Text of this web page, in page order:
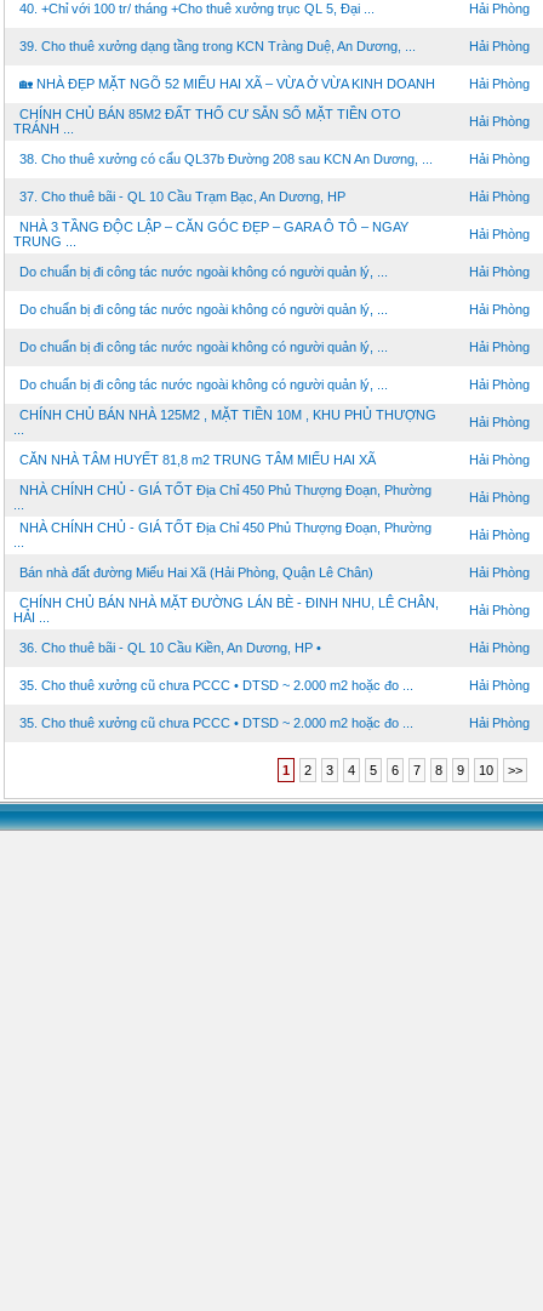
40. +Chỉ với 100 tr/ tháng +Cho thuê xưởng trục QL 5, Đại ... Hải Phòng
39. Cho thuê xưởng dạng tầng trong KCN Tràng Duệ, An Dương, ... Hải Phòng
🏡 NHÀ ĐẸP MẶT NGÕ 52 MIẾU HAI XÃ – VỪA Ở VỪA KINH DOANH Hải Phòng
CHÍNH CHỦ BÁN 85M2 ĐẤT THỔ CƯ SẴN SỔ MẶT TIỀN OTO
TRÁNH ...
Hải Phòng
38. Cho thuê xưởng có cẩu QL37b Đường 208 sau KCN An Dương, ... Hải Phòng
37. Cho thuê bãi - QL 10 Cầu Trạm Bạc, An Dương, HP Hải Phòng
NHÀ 3 TẦNG ĐỘC LẬP – CĂN GÓC ĐẸP – GARA Ô TÔ – NGAY
TRUNG ...
Hải Phòng
Do chuẩn bị đi công tác nước ngoài không có người quản lý, ... Hải Phòng
Do chuẩn bị đi công tác nước ngoài không có người quản lý, ... Hải Phòng
Do chuẩn bị đi công tác nước ngoài không có người quản lý, ... Hải Phòng
Do chuẩn bị đi công tác nước ngoài không có người quản lý, ... Hải Phòng
CHÍNH CHỦ BÁN NHÀ 125M2 , MẶT TIỀN 10M , KHU PHỦ THƯỢNG
Hải Phòng
CĂN NHÀ TÂM HUYẾT 81,8 m2 TRUNG TÂM MIẾU HAI XÃ Hải Phòng
NHÀ CHÍNH CHỦ - GIÁ TỐT Địa Chỉ 450 Phủ Thượng Đoạn, Phường
Hải Phòng
NHÀ CHÍNH CHỦ - GIÁ TỐT Địa Chỉ 450 Phủ Thượng Đoạn, Phường
Hải Phòng
Bán nhà đất đường Miếu Hai Xã (Hải Phòng, Quận Lê Chân) Hải Phòng
CHÍNH CHỦ BÁN NHÀ MẶT ĐƯỜNG LÁN BÈ - ĐINH NHU, LÊ CHÂN,
HẢI ...
Hải Phòng
36. Cho thuê bãi - QL 10 Cầu Kiền, An Dương, HP • Hải Phòng
35. Cho thuê xưởng cũ chưa PCCC • DTSD ~ 2.000 m2 hoặc đo ... Hải Phòng
35. Cho thuê xưởng cũ chưa PCCC • DTSD ~ 2.000 m2 hoặc đo ... Hải Phòng
1 2 3 4 5 6 7 8 9 10 >>